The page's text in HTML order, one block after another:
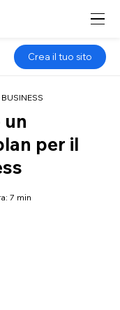
Crea il tuo sito
un
per il
7 min